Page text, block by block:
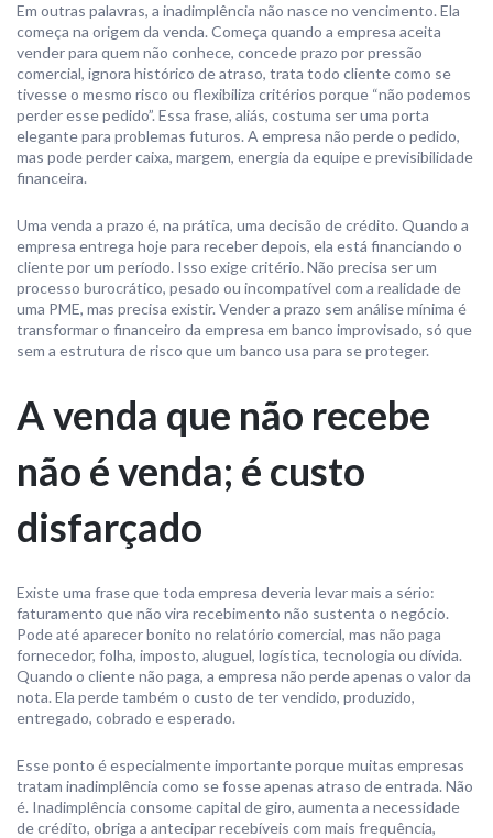
Em outras palavras, a inadimplência não nasce no vencimento. Ela
começa na origem da venda. Começa quando a empresa aceita
vender para quem não conhece, concede prazo por pressão
comercial, ignora histórico de atraso, trata todo cliente como se
tivesse o mesmo risco ou flexibiliza critérios porque “não podemos
perder esse pedido”. Essa frase, aliás, costuma ser uma porta
elegante para problemas futuros. A empresa não perde o pedido,
mas pode perder caixa, margem, energia da equipe e previsibilidade
financeira.
Uma venda a prazo é, na prática, uma decisão de crédito. Quando a
empresa entrega hoje para receber depois, ela está financiando o
cliente por um período. Isso exige critério. Não precisa ser um
processo burocrático, pesado ou incompatível com a realidade de
uma PME, mas precisa existir. Vender a prazo sem análise mínima é
transformar o financeiro da empresa em banco improvisado, só que
sem a estrutura de risco que um banco usa para se proteger.
A venda que não recebe
não é venda; é custo
disfarçado
Existe uma frase que toda empresa deveria levar mais a sério:
faturamento que não vira recebimento não sustenta o negócio.
Pode até aparecer bonito no relatório comercial, mas não paga
fornecedor, folha, imposto, aluguel, logística, tecnologia ou dívida.
Quando o cliente não paga, a empresa não perde apenas o valor da
nota. Ela perde também o custo de ter vendido, produzido,
entregado, cobrado e esperado.
Esse ponto é especialmente importante porque muitas empresas
tratam inadimplência como se fosse apenas atraso de entrada. Não
é. Inadimplência consome capital de giro, aumenta a necessidade
de crédito, obriga a antecipar recebíveis com mais frequência,